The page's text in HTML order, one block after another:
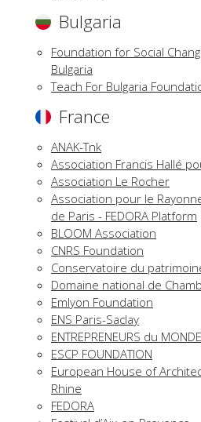
Bulgaria
Foundation for Social
Bulgaria
Teach For Bulgaria
France
ANAK-Tnk
Association Francis Hallé
Association Le Rocher
Association pour le
de Paris - FEDORA Platform
BLOOM Association
CNRS Foundation
Conservatoire du
Domaine national de
Emlyon Foundation
ENS Paris-Saclay
ENTREPRENEURS du MONDE
ESCP FOUNDATION
European House of
Rhine
FEDORA